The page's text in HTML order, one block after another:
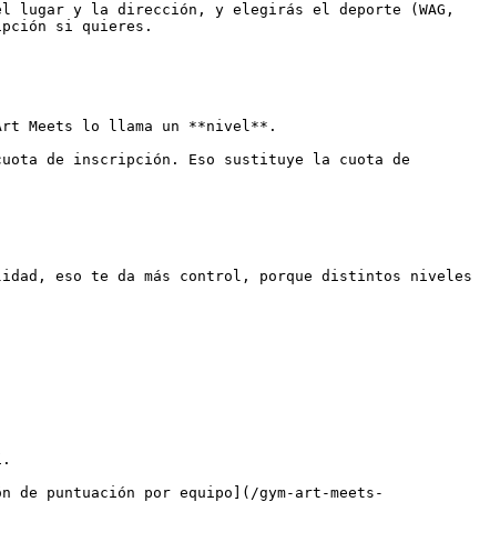
lugar y la dirección, y elegirás el deporte (WAG,
si quieres.
Art Meets lo llama un **nivel**.
de inscripción. Eso sustituye la cuota de
eso te da más control, porque distintos niveles
puntuación por equipo](/gym-art-meets-